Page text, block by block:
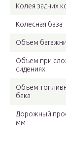
Колея задних
Колесная база
Объем
Объем при
сидениях
Объем
бака
Дорожный
мм